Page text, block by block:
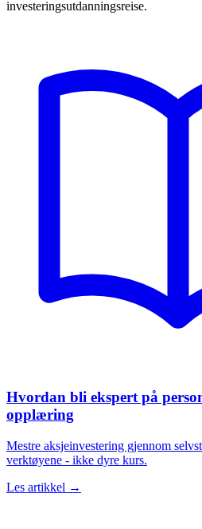
investeringsutdanningsreise.
Hvordan bli ekspert på
opplæring
Mestre aksjeinvestering gjennom
verktøyene - ikke dyre kurs.
Les artikkel →